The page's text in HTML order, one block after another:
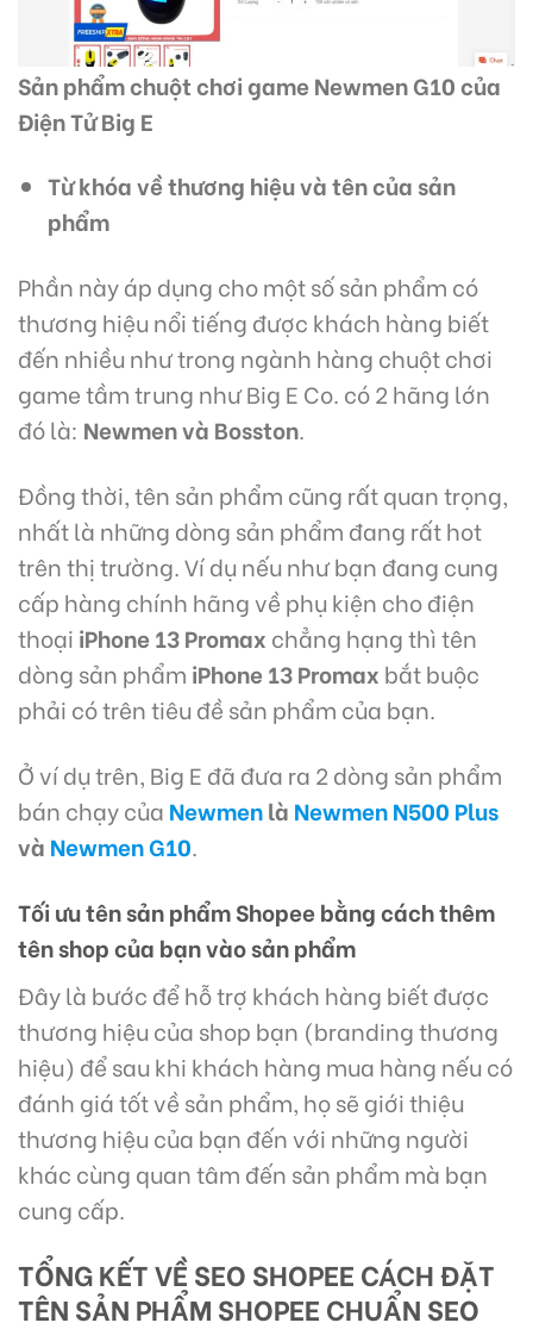
Sản phẩm chuột chơi game Newmen G10 của
Điện Tử Big E
Từ khóa về thương hiệu và tên của sản
phẩm
Phần này áp dụng cho một số sản phẩm có
thương hiệu nổi tiếng được khách hàng biết
đến nhiều như trong ngành hàng chuột chơi
game tầm trung như Big E Co. có 2 hãng lớn
đó là: Newmen và Bosston.
Đồng thời, tên sản phẩm cũng rất quan trọng,
nhất là những dòng sản phẩm đang rất hot
trên thị trường. Ví dụ nếu như bạn đang cung
cấp hàng chính hãng về phụ kiện cho điện
thoại iPhone 13 Promax chẳng hạng thì tên
dòng sản phẩm iPhone 13 Promax bắt buộc
phải có trên tiêu đề sản phẩm của bạn.
Ở ví dụ trên, Big E đã đưa ra 2 dòng sản phẩm
bán chạy của Newmenlà Newmen N500 Plus
và Newmen G10.
Tối ưu tên sản phẩm Shopee bằng cách thêm
tên shop của bạn vào sản phẩm
Đây là bước để hỗ trợ khách hàng biết được
thương hiệu của shop bạn (branding thương
hiệu) để sau khi khách hàng mua hàng nếu có
đánh giá tốt về sản phẩm, họ sẽ giới thiệu
thương hiệu của bạn đến với những người
khác cùng quan tâm đến sản phẩm mà bạn
cung cấp.
TỔNG KẾT VỀ SEO SHOPEE CÁCH ĐẶT
TÊN SẢN PHẨM SHOPEE CHUẨN SEO